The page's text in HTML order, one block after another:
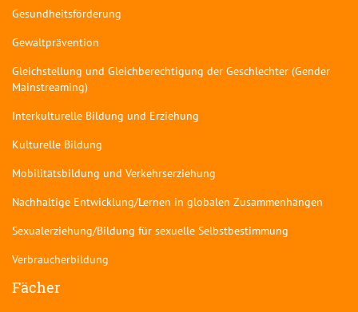
Gesundheitsförderung
Gewaltprävention
Gleichstellung und Gleichberechtigung der Geschlechter (Gender
Mainstreaming)
Interkulturelle Bildung und Erziehung
Kulturelle Bildung
Mobilitätsbildung und Verkehrserziehung
Nachhaltige Entwicklung/Lernen in globalen Zusammenhängen
Sexualerziehung/Bildung für sexuelle Selbstbestimmung
Verbraucherbildung
Fächer